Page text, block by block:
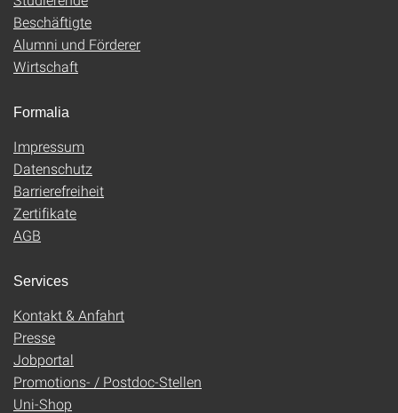
Beschäftigte
Alumni und Förderer
Wirtschaft
Formalia
Impressum
Datenschutz
Barrierefreiheit
Zertifikate
AGB
Services
Kontakt & Anfahrt
Presse
Jobportal
Promotions- / Postdoc-Stellen
Uni-Shop